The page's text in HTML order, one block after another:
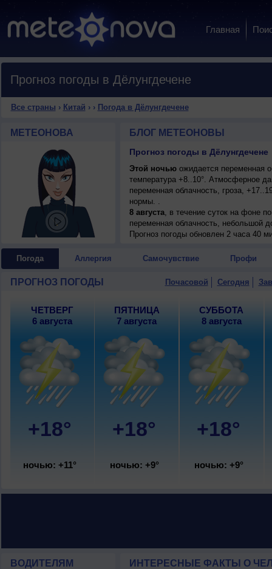
Главная
Прогноз погоды в Дёлунгдечене
Все страны › Китай › › Погода в Дёлунгдечене
МЕТЕОНОВА БЛОГ МЕТЕОНОВЫ
Прогноз погоды в Дёлунгдечене
Этой ночьюожидается переменная
температура +8..10°. Атмосферное
переменная облачность, гроза,
нормы. .
8 августа, в течение суток на фоне
переменная облачность, небольшой
+17..19°, ветер слабый.
переменная облачность, небольшой
10 августа, ожидается переменная
ночью +7..+9°, днем +17..19°, ветер
Прогноз погоды обновлен 2 часа 40
Погода Аллергия Самочувствие Профи
ПРОГНОЗ ПОГОДЫ Почасовой Сегодня
ЧЕТВЕРГ
6 августа
+18°
ночью: +11°
ПЯТНИЦА
7 августа
+18°
ночью: +9°
СУББОТА
8 августа
+18°
ночью: +9°
ВОДИТЕЛЯМ ИНТЕРЕСНЫЕ ФАКТЫ О